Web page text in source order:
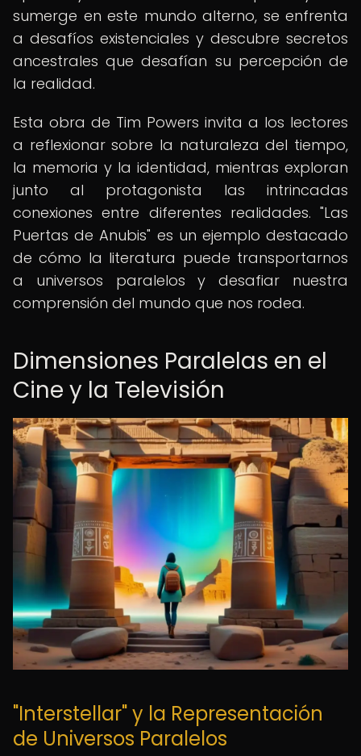
sumerge en este mundo alterno, se enfrenta
a desafíos existenciales y descubre secretos
ancestrales que desafían su percepción de
la realidad.
Esta obra de Tim Powers invita a los lectores
a reflexionar sobre la naturaleza del tiempo,
la memoria y la identidad, mientras exploran
junto al protagonista las intrincadas
conexiones entre diferentes realidades. "Las
Puertas de Anubis" es un ejemplo destacado
de cómo la literatura puede transportarnos
a universos paralelos y desafiar nuestra
comprensión del mundo que nos rodea.
Dimensiones Paralelas en el
Cine y la Televisión
"Interstellar" y la Representación
de Universos Paralelos